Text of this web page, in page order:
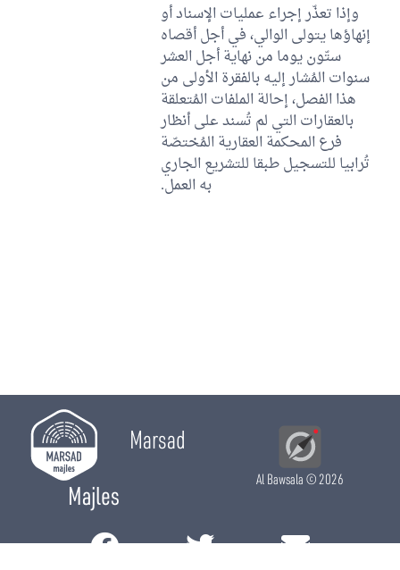
وإذا تعذّر إجراء عمليات الإسناد أو
إنهاؤها يتولى الوالي، في أجل أقصاه
ستّون يوما من نهاية أجل العشر
سنوات المُشار إليه بالفقرة الأولى من
هذا الفصل، إحالة الملفات المُتعلقة
بالعقارات التي لم تُسند على أنظار
فرع المحكمة العقارية المُختصّة
تُرابيا للتسجيل طبقا للتشريع الجاري
به العمل.
Marsad
Majles
Al Bawsala© 2026